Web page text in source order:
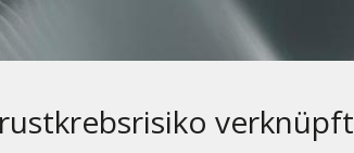
verknüpft